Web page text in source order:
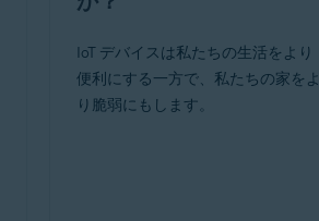
IoT デバイスは私たちの生活をより
便利にする一方で、私たちの家をよ
り脆弱にもします。